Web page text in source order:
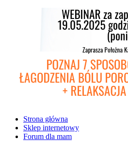
Strona główna
Sklep internetowy
Forum dla mam